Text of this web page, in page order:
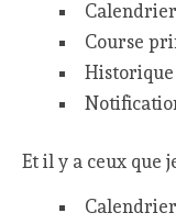
Calendrier
Course
Et il y a ceux que